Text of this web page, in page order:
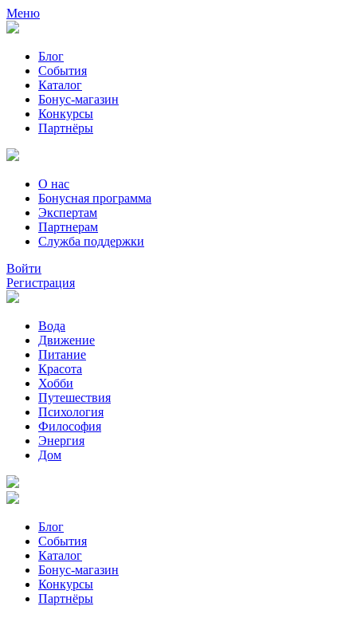
Меню
Блог
События
Каталог
Бонус-магазин
Конкурсы
Партнёры
О нас
Бонусная программа
Экспертам
Партнерам
Служба поддержки
Войти
Регистрация
Вода
Движение
Питание
Красота
Хобби
Путешествия
Психология
Философия
Энергия
Дом
Блог
События
Каталог
Бонус-магазин
Конкурсы
Партнёры